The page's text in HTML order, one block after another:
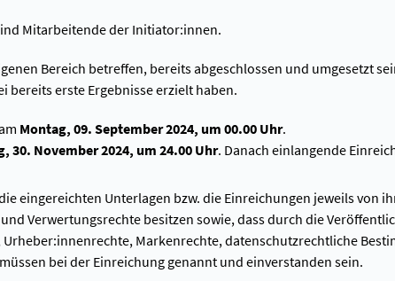
Mitarbeitende der Initiator:innen.
Bereich betreffen, bereits abgeschlossen und umgesetzt
bereits erste Ergebnisse erzielt haben.
Montag, 09. September 2024, um 00.00 Uhr.
30. November 2024, um 24.00 Uhr. Danach einlangende
eingereichten Unterlagen bzw. die Einreichungen jeweils von
Verwertungsrechte besitzen sowie, dass durch die
Markenrechte, datenschutzrechtliche
bei der Einreichung genannt und einverstanden sein.